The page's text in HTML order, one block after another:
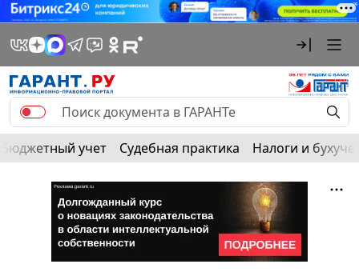
Бюджетный учет Судебная практика Налоги и